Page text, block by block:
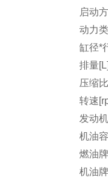
启动
动力
缸径*
排量
压缩比
转速
发动
机油
燃油
机油